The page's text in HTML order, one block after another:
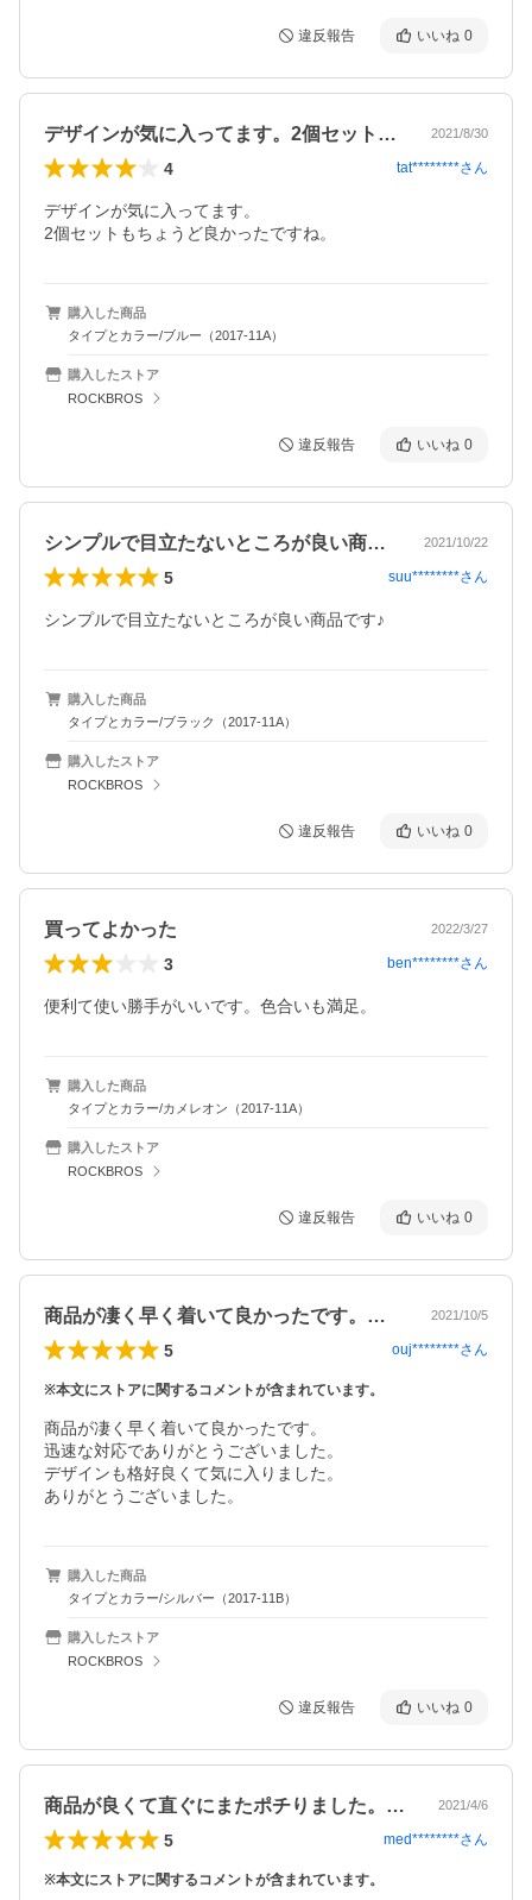
違反報告 いいね 0
デザインが気に入ってます。2個セットも… 2021/8/30
4 tat********さん
デザインが気に入ってます。
2個セットもちょうど良かったですね。
購入した商品
タイプとカラー/ブルー（2017-11A）
購入したストア
ROCKBROS
違反報告 いいね 0
シンプルで目立たないところが良い商品で… 2021/10/22
5 suu********さん
シンプルで目立たないところが良い商品です♪
購入した商品
タイプとカラー/ブラック（2017-11A）
購入したストア
ROCKBROS
違反報告 いいね 0
買ってよかった 2022/3/27
3 ben********さん
便利て使い勝手がいいです。色合いも満足。
購入した商品
タイプとカラー/カメレオン（2017-11A）
購入したストア
ROCKBROS
違反報告 いいね 0
商品が凄く早く着いて良かったです。迅速… 2021/10/5
5 ouj********さん
※本文にストアに関するコメントが含まれています。
商品が凄く早く着いて良かったです。
迅速な対応でありがとうございました。
デザインも格好良くて気に入りました。
ありがとうございました。
購入した商品
タイプとカラー/シルバー（2017-11B）
購入したストア
ROCKBROS
違反報告 いいね 0
商品が良くて直ぐにまたポチりました。相… 2021/4/6
5 med********さん
※本文にストアに関するコメントが含まれています。